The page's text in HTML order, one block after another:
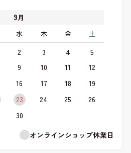
9月
水 木 金 土
2 3 4
5
9 10 11
12
16 17 18
19
23 24 25
26
30
オンラインショップ休業日